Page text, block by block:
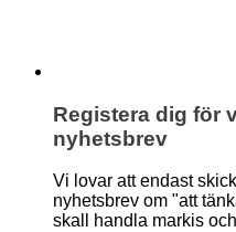
Registera dig för
nyhetsbrev
Vi lovar att endast
nyhetsbrev om "att
skall handla markis